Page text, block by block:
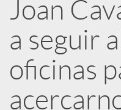
r
t
Joan
a seguir
oficinas